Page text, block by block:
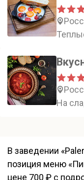
На
В заведении
позиция меню
цене 700 ₽ с